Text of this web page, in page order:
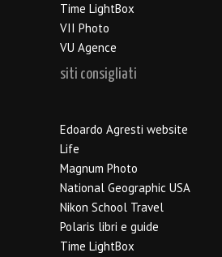
Time LightBox
VII Photo
VU Agence
siti consigliati
Edoardo Agresti website
Life
Magnum Photo
National Geographic USA
Nikon School Travel
Polaris libri e guide
Time LightBox